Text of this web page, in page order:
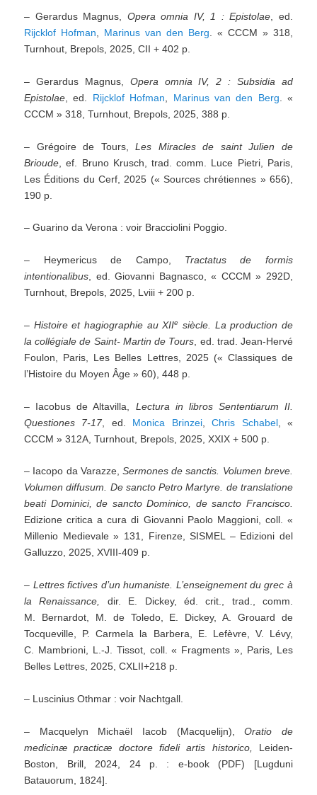
– Gerardus Magnus, Opera omnia IV, 1 : Epistolae , ed.
Rijcklof Hofman
Marinus van den Berg . « CCCM » 318,
Turnhout, Brepols, 2025, CII + 402 p.
– Gerardus Magnus, Opera omnia IV, 2 : Subsidia ad
Epistolae , ed. Rijcklof Hofman Marinus van den Berg . «
CCCM » 318, Turnhout, Brepols, 2025, 388 p.
– Grégoire de Tours,Les Miracles de saint Julien de
Brioude , ef. Bruno Krusch, trad. comm. Luce Pietri, Paris,
Les Éditions du Cerf, 2025 (« Sources chrétiennes » 656),
190 p.
– Guarino da Verona : voir Bracciolini Poggio.
– Heymericus de Campo, Tractatus de formis
intentionalibus , ed. Giovanni Bagnasco, « CCCM » 292D,
Turnhout, Brepols, 2025, Lviii + 200 p.
– Histoire et hagiographie au XIIe siècle. La production de
la collégiale de Saint- Martin de Tours , ed. trad. Jean-Hervé
Foulon, Paris, Les Belles Lettres, 2025 (« Classiques de
l’Histoire du Moyen Âge » 60), 448 p.
– Iacobus de Altavilla, Lectura in libros Sententiarum II.
Questiones 7-17, ed. Monica Brinzei,Chris Schabel, «
CCCM » 312A, Turnhout, Brepols, 2025, XXIX + 500 p.
– Iacopo da Varazze, Sermones de sanctis. Volumen breve.
Volumen diffusum. De sancto Petro Martyre. de translatione
beati Dominici, de sancto Dominico, de sancto Francisco.
Edizione critica a cura di Giovanni Paolo Maggioni, coll. «
Millenio Medievale » 131, Firenze, SISMEL – Edizioni del
Galluzzo, 2025, XVIII-409 p.
– Lettres fictives d’un humaniste. L’enseignement du grec à
la Renaissance,
dir. E. Dickey, éd. crit., trad., comm.
M. Bernardot, M. de Toledo, E. Dickey, A. Grouard de
Tocqueville, P. Carmela la Barbera, E. Lefèvre, V. Lévy,
C. Mambrioni, L.-J. Tissot, coll. « Fragments », Paris, Les
Belles Lettres, 2025, CXLII+218 p.
– Luscinius Othmar : voir Nachtgall.
– Macquelyn Michaël Iacob (Macquelijn),Oratio de
medicinæ practicæ doctore fideli artis historico,
Leiden-
Boston, Brill, 2024, 24 p. : e-book (PDF) [Lugduni
Batauorum, 1824].